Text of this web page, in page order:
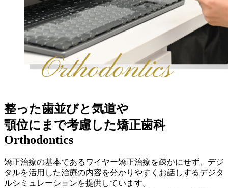
整った歯並びと気道や
顎位にまで考慮した矯正歯科
Orthodontics
矯正治療の基本であるワイヤー矯正治療を疎かにせず、デジ
タルを活用した治療の内容を分かりやすくお話しするデジタ
ルシミュレーションを提供しています。